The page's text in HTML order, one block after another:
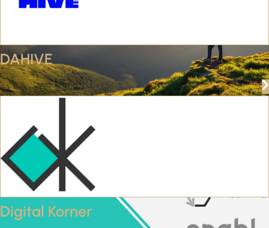
DAHIVE
Digital Korner